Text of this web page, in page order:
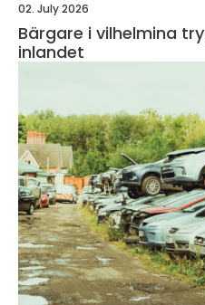
02. July 2026
Bärgare i vilhelmina trygg hjälp på vägarna i
inlandet